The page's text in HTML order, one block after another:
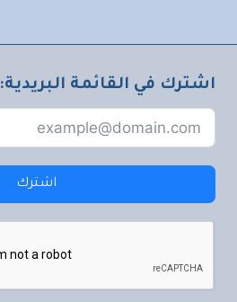
اشترك في القائمة البريدية:
اشترك